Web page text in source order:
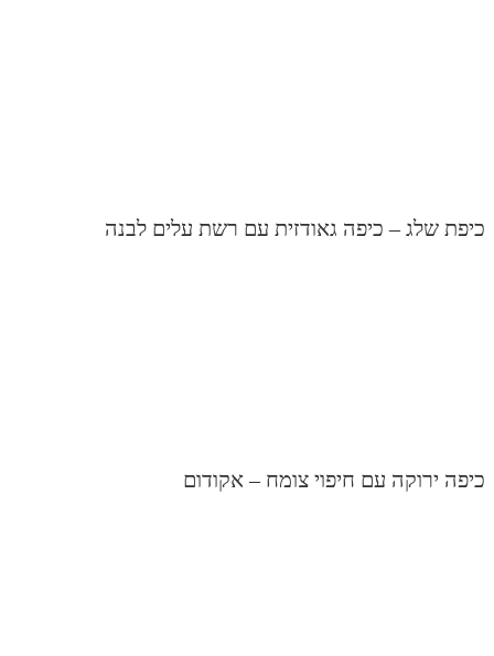
שלג – כיפה גאודזית עם רשת עלים לבנה
ירוקה עם חיפוי צומח – אקודום